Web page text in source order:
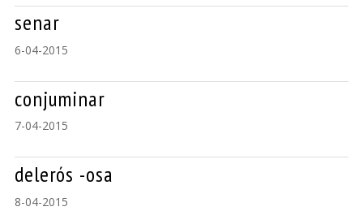
senar
6-04-2015
conjuminar
7-04-2015
delerós -osa
8-04-2015